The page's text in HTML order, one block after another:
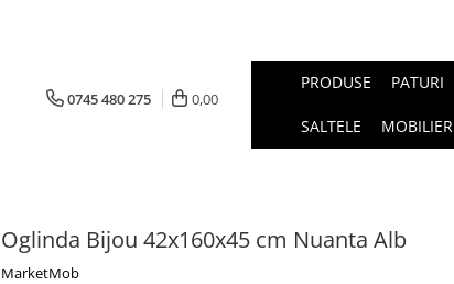
0745 480 275 0,00
PRODUSE PATURI
SALTELE MOBILIER
Oglinda Bijou 42x160x45 cm Nuanta Alb
MarketMob